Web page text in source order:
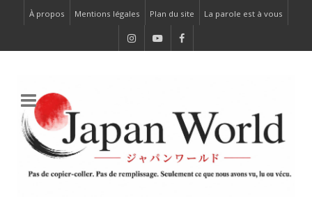
À propos Mentions légales Plan du site La parole est à vous